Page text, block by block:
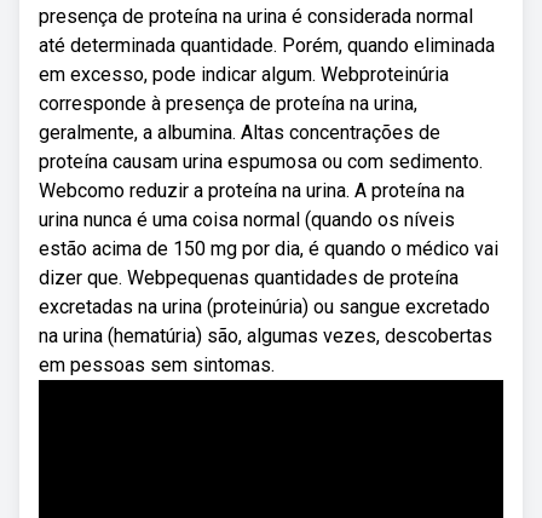
presença de proteína na urina é considerada normal
até determinada quantidade. Porém, quando eliminada
em excesso, pode indicar algum. Webproteinúria
corresponde à presença de proteína na urina,
geralmente, a albumina. Altas concentrações de
proteína causam urina espumosa ou com sedimento.
Webcomo reduzir a proteína na urina. A proteína na
urina nunca é uma coisa normal (quando os níveis
estão acima de 150 mg por dia, é quando o médico vai
dizer que. Webpequenas quantidades de proteína
excretadas na urina (proteinúria) ou sangue excretado
na urina (hematúria) são, algumas vezes, descobertas
em pessoas sem sintomas.